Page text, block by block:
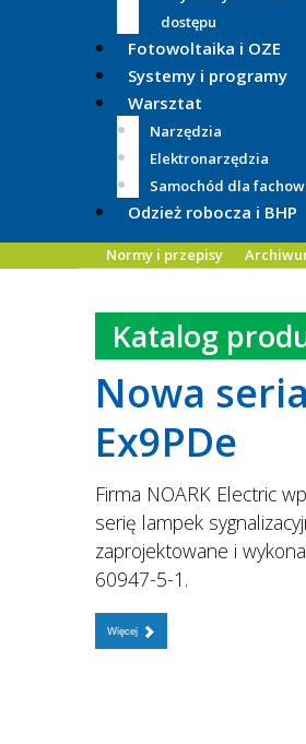
dostępu
Fotowoltaika i OZE
Systemy i programy
Warsztat
Narzędzia
Elektronarzędzia
Samochód dla
Odzież robocza i BHP
Normy i przepisy
Katalog
Nowa
Ex9PDe
Firma NOARK Electric
serię lampek
zaprojektowane i
60947-5-1.
Więcej